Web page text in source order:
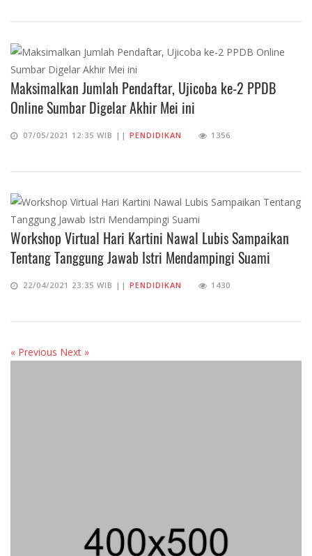
Maksimalkan Jumlah Pendaftar, Ujicoba ke-2 PPDB
Online Sumbar Digelar Akhir Mei ini
07/05/2021 12:35 WIB || PENDIDIKAN 1356
Workshop Virtual Hari Kartini Nawal Lubis Sampaikan
Tentang Tanggung Jawab Istri Mendampingi Suami
22/04/2021 23:35 WIB || PENDIDIKAN 1430
« Previous Next »